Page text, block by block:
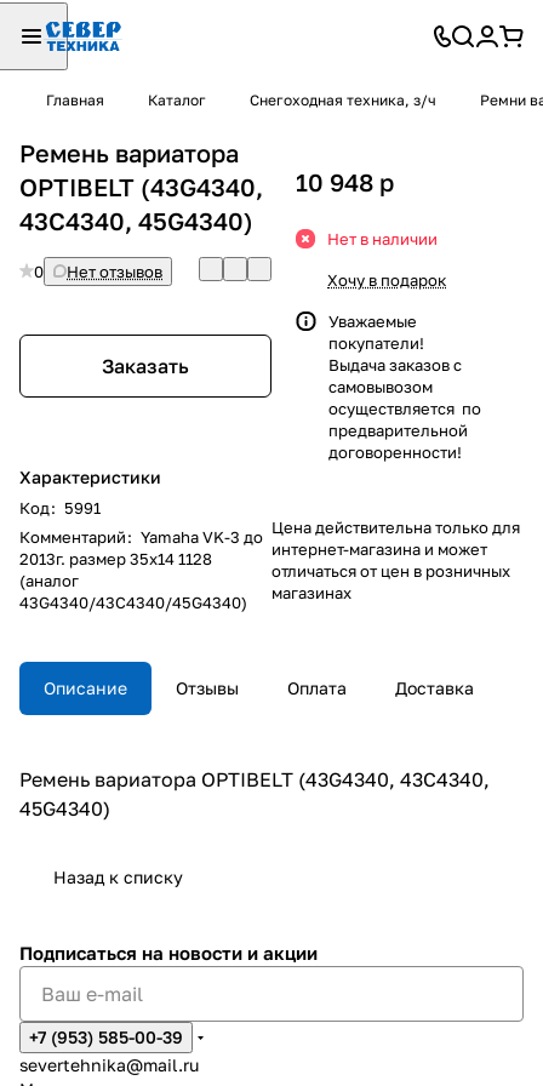
Главная Каталог Снегоходная техника, з/ч Ремни
Ремень вариатора
OPTIBELT (43G4340,
43C4340, 45G4340)
0 Нет отзывов
Заказать
Характеристики
Код: 5991
Комментарий: Yamaha VK-3 до
2013г. размер 35х14 1128
(аналог
43G4340/43C4340/45G4340)
10 948 p
Нет в наличии
Хочу в подарок
Уважаемые
покупатели!
Выдача заказов с
самовывозом
осуществляется по
предварительной
договоренности!
Цена действительна только для
интернет-магазина и может
отличаться от цен в розничных
магазинах
Описание Отзывы Оплата Доставка
Ремень вариатора OPTIBELT (43G4340, 43C4340,
45G4340)
Назад к списку
Подписаться на новости и акции
+7 (953) 585-00-39
severtehnika@mail.ru